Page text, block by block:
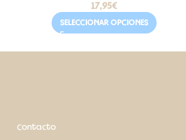
17,95€
SELECCIONAR OPCIONES
Contacto